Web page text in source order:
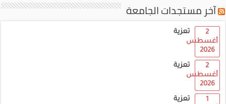
آخر مستجدات الجامعة
تعزية
2
أغسطس
2026
تعزية
2
أغسطس
2026
تعزية
1